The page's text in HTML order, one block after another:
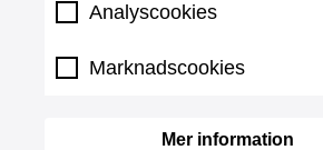
Analyscookies
Marknadscookies
Mer information